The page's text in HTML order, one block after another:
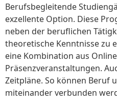
Berufsbegleitende
exzellente Option. Diese
neben der beruflichen
theoretische Kenntnisse zu
eine Kombination aus
Präsenzveranstaltungen.
Zeitpläne. So können Beruf
miteinander verbunden